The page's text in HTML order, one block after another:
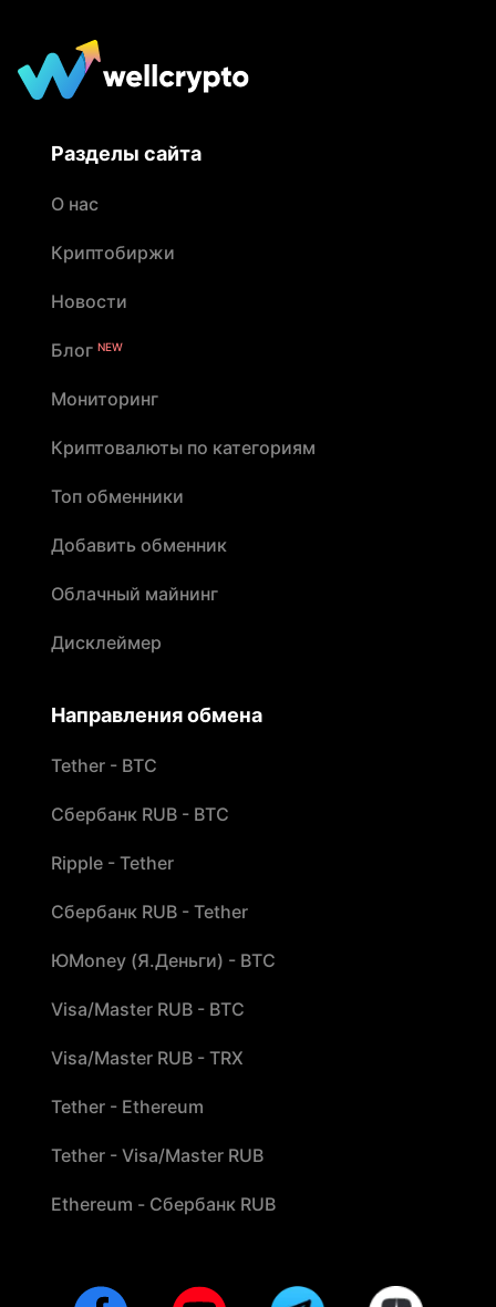
Разделы сайта
О нас
Криптобиржи
Новости
Блог NEW
Мониторинг
Криптовалюты по категориям
Топ обменники
Добавить обменник
Облачный майнинг
Дисклеймер
Направления обмена
Tether - BTC
Сбербанк RUB - BTC
Ripple - Tether
Сбербанк RUB - Tether
ЮMoney (Я.Деньги) - BTC
Visa/Master RUB - BTC
Visa/Master RUB - TRX
Tether - Ethereum
Tether - Visa/Master RUB
Ethereum - Сбербанк RUB